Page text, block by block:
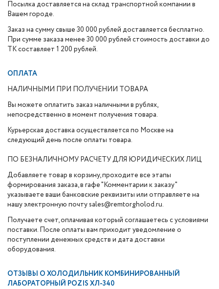
Посылка доставляется на склад транспортной компании в
Вашем городе.
Заказ на сумму свыше 30 000 рублей доставляется бесплатно.
При сумме заказа менее 30 000 рублей стоимость доставки до
ТК составляет 1 200 рублей.
ОПЛАТА
НАЛИЧНЫМИ ПРИ ПОЛУЧЕНИИ ТОВАРА
Вы можете оплатить заказ наличными в рублях,
непосредственно в момент получения товара.
Курьерская доставка осуществляется по Москве на
следующий день после оплаты товара.
ПО БЕЗНАЛИЧНОМУ РАСЧЕТУ ДЛЯ ЮРИДИЧЕСКИХ ЛИЦ
Добавляете товар в корзину, проходите все этапы
формирования заказа, в гафе "Комментарии к заказу"
указываете ваши банковские реквизиты или отправляете на
нашу электронную почту sales@remtorgholod.ru.
Получаете счет, оплачивая который соглашаетесь с условиями
поставки. После оплаты вам приходит уведомление о
поступлении денежных средств и дата доставки
оборудования.
ОТЗЫВЫ О ХОЛОДИЛЬНИК КОМБИНИРОВАННЫЙ
ЛАБОРАТОРНЫЙ POZIS ХЛ-340